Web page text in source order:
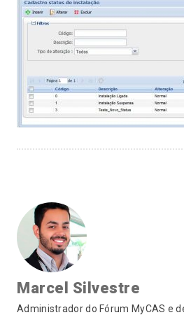
Marcel Silvestre
Administrador do Fórum MyCAS e